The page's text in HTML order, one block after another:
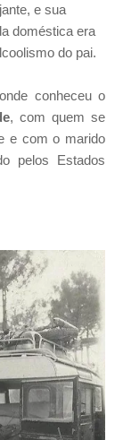
e sua
doméstica era
do pai.
conheceu o
, com quem se
e com o marido
pelos Estados